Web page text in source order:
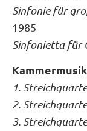
Sinfonie für
1985
Sinfonietta für
1.
2.
3.